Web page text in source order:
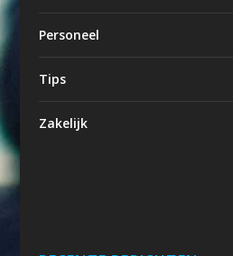
Personeel
Tips
Zakelijk